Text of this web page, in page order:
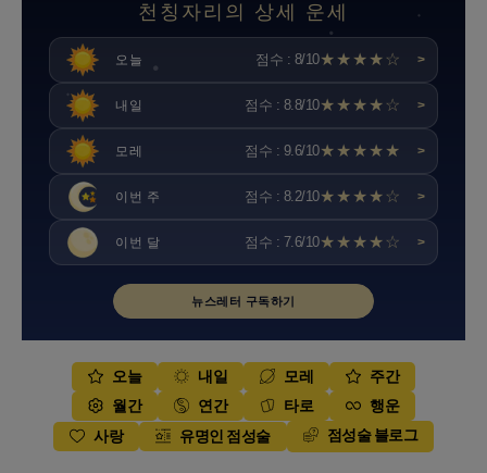
천칭자리의 상세 운세
오늘 점수 : 8/10★★★★☆ >
내일 점수 : 8.8/10★★★★☆ >
모레 점수 : 9.6/10★★★★★ >
이번 주 점수 : 8.2/10★★★★☆ >
이번 달 점수 : 7.6/10★★★★☆ >
뉴스레터 구독하기
오늘 내일 모레
주간
월간
연간 타로
행운
사랑
유명인 점성술 점성술 블로그